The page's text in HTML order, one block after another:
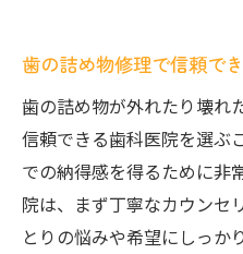
歯の詰め物修理で信頼で
歯の詰め物が外れたり壊れ
信頼できる歯科医院を選ぶ
での納得感を得るために非
院は、まず丁寧なカウンセ
とりの悩みや希望にしっか